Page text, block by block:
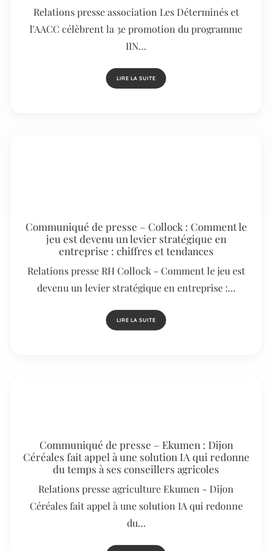
Relations presse association Les Déterminés et
l'AACC célèbrent la 3e promotion du programme
IIN…
LIRE LA SUITE
Communiqué de presse – Collock : Comment le
jeu est devenu un levier stratégique en
entreprise : chiffres et tendances
Relations presse RH Collock - Comment le jeu est
devenu un levier stratégique en entreprise :…
LIRE LA SUITE
Communiqué de presse – Ekumen : Dijon
Céréales fait appel à une solution IA qui redonne
du temps à ses conseillers agricoles
Relations presse agriculture Ekumen - Dijon
Céréales fait appel à une solution IA qui redonne
du…